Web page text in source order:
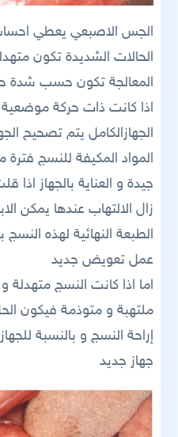
الجس الاصبعي يعطي
الحالات الشديدة تكون
المعالجة تكون حسب شدة
اذا كانت ذات حركة موضعية
الجهازالكامل يتم تصحيح
المواد المكيفة للنسج
جيدة و العناية بالجهاز
زال الالتهاب عندها يمكن
الطبعة النهائية لهذه النسج
عمل تعويض جديد
اما اذا كانت النسج
ملتهبة و متوذمة فيكون
إراحة النسج و بالنسبة
جهاز جديد